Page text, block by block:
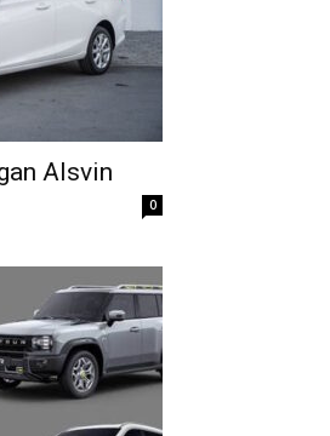
Alsvin
0